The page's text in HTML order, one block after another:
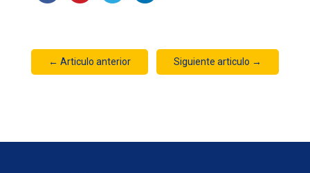
← Articulo anterior Siguiente articulo →